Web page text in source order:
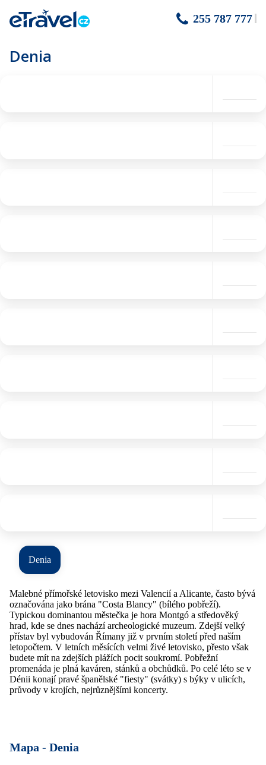
255 787 777
Denia
Denia
Malebné přímořské letovisko mezi Valencií a Alicante, často bývá
označována jako brána "Costa Blancy" (bílého pobřeží).
Typickou dominantou městečka je hora Montgó a středověký
hrad, kde se dnes nachází archeologické muzeum. Zdejší velký
přístav byl vybudován Římany již v prvním století před naším
letopočtem. V letních měsících velmi živé letovisko, přesto však
budete mít na zdejších plážích pocit soukromí. Pobřežní
promenáda je plná kaváren, stánků a obchůdků. Po celé léto se v
Dénii konají pravé španělské "fiesty" (svátky) s býky v ulicích,
průvody v krojích, nejrůznějšími koncerty.
Mapa - Denia